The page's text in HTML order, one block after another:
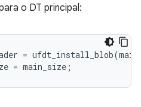
o DT principal:
= ufdt_install_blob(
= main_size ;